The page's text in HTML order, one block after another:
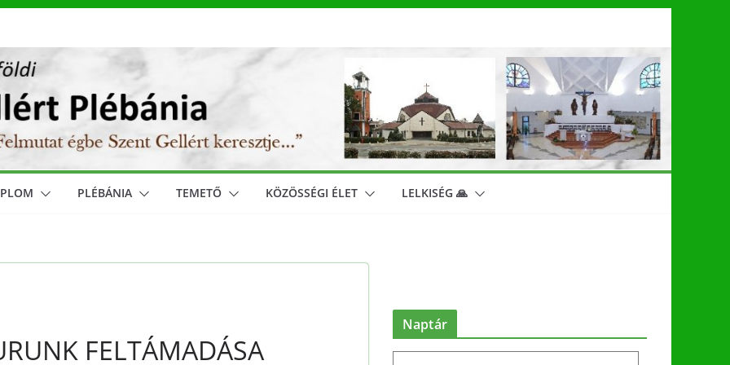
PLÉBÁNIA TEMETŐ KÖZÖSSÉGI ÉLET LELKISÉG 🙏
FELTÁMADÁSA
Naptár